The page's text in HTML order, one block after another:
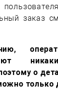
заказ
о
только